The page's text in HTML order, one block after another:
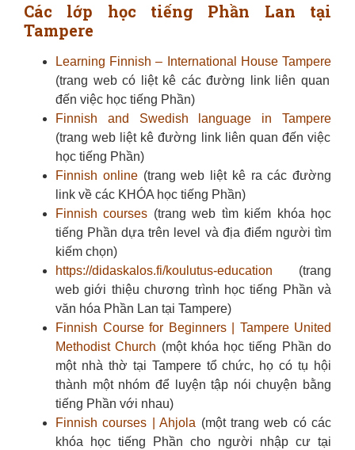
Các lớp học tiếng Phần Lan tại
Tampere
Learning Finnish – International House Tampere
(trang web có liệt kê các đường link liên quan
đến việc học tiếng Phần)
Finnish and Swedish language in Tampere
(trang web liệt kê đường link liên quan đến việc
học tiếng Phần)
Finnish online(trang web liệt kê ra các đường
link về các KHÓA học tiếng Phần)
Finnish courses (trang web tìm kiếm khóa học
tiếng Phần dựa trên level và địa điểm người tìm
kiếm chọn)
https://didaskalos.fi/koulutus-education (trang
web giới thiệu chương trình học tiếng Phần và
văn hóa Phần Lan tại Tampere)
Finnish Course for Beginners | Tampere United
Methodist Church (một khóa học tiếng Phần do
một nhà thờ tại Tampere tổ chức, họ có tụ hội
thành một nhóm để luyện tập nói chuyện bằng
tiếng Phần với nhau)
Finnish courses | Ahjola (một trang web có các
khóa học tiếng Phần cho người nhập cư tại